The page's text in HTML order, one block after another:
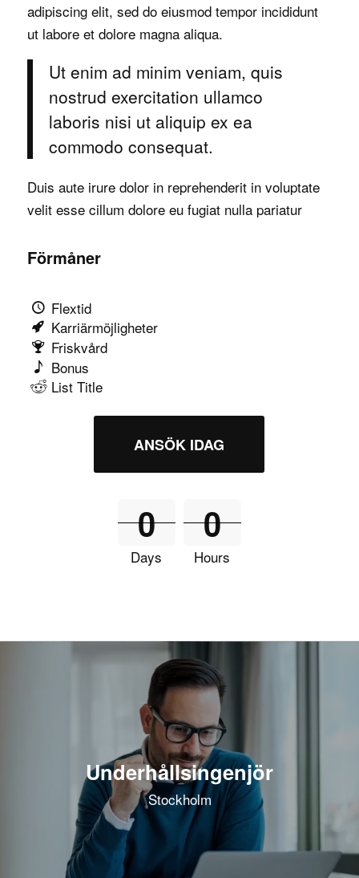
adipiscing elit, sed do eiusmod tempor incididunt
ut labore et dolore magna aliqua.
Ut enim ad minim veniam, quis
nostrud exercitation ullamco
laboris nisi ut aliquip ex ea
commodo consequat.
Duis aute irure dolor in reprehenderit in voluptate
velit esse cillum dolore eu fugiat nulla pariatur
Förmåner
Flextid
Karriärmöjligheter
Friskvård
Bonus
List Title
ANSÖK IDAG
0
Days
0
Hours
Underhållsingenjör
Stockholm